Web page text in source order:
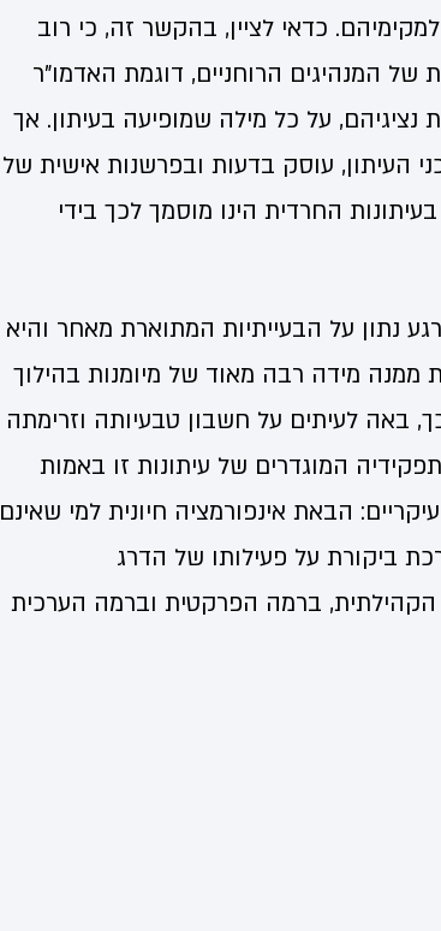
כדאי לציין, בהקשר זה, כי רוב
של המנהיגים הרוחניים, דוגמת האדמו"ר
על כל מילה שמופיעה בעיתון. אך
העיתון, עוסק בדעות ובפרשנות אישית של
החרדית הינו מוסמך לכך בידי
נתון על הבעייתיות המתוארת מאחר והיא
ממנה מידה רבה מאוד של מיומנות בהילוך
באה לעיתים על חשבון טבעיותה וזרימתה
המוגדרים של עיתונות זו באמות
הבאת אינפורמציה חיונית למי שאינם
ביקורת על פעילותו של הדרג
ברמה הפרקטית וברמה הערכית